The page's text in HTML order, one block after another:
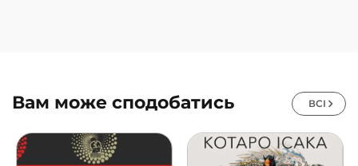
Вам може сподобатись ВСІ